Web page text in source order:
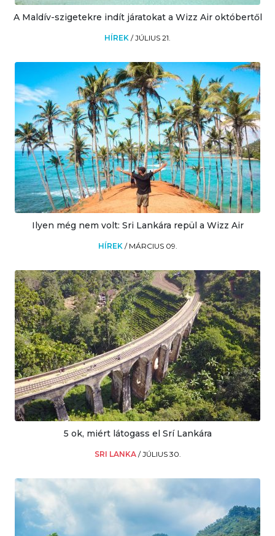
A Maldív-szigetekre indít járatokat a Wizz Air októbertől
HÍREK /JÚLIUS 21.
Ilyen még nem volt: Sri Lankára repül a Wizz Air
HÍREK / MÁRCIUS 09.
5 ok, miért látogass el Srí Lankára
SRI LANKA /JÚLIUS 30.